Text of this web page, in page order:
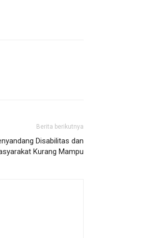
Berita berikutnya
Disabilitas dan
Kurang Mampu